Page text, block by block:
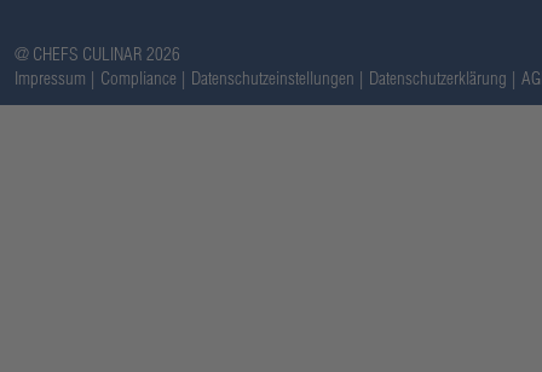
@ CHEFS CULINAR 2026
Impressum
Compliance Datenschutzeinstellungen Datenschutzerklärung